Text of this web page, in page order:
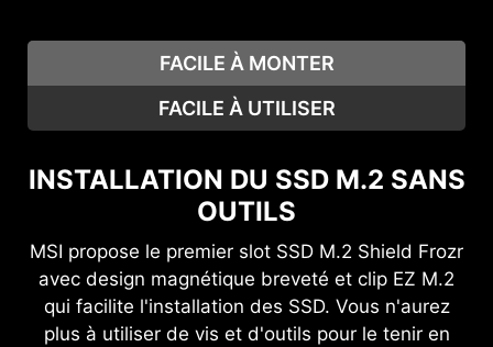
FACILE À MONTER
FACILE À UTILISER
INSTALLATION DU SSD M.2 SANS
OUTILS
MSI propose le premier slot SSD M.2 Shield Frozr
avec design magnétique breveté et clip EZ M.2
qui facilite l'installation des SSD. Vous n'aurez
plus à utiliser de vis et d'outils pour le tenir en